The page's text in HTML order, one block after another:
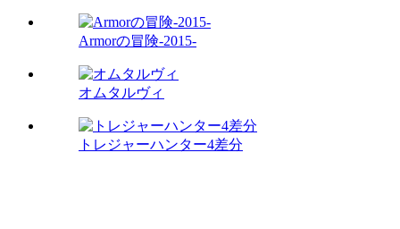
Armorの冒険-2015-
オムタルヴィ
トレジャーハンター4差分